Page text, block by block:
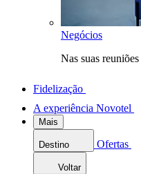
Negócios
Nas suas
Fidelização
A experiência Novotel
Mais
Destino Ofertas
Voltar